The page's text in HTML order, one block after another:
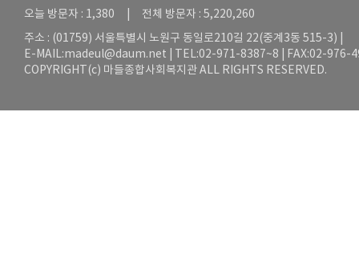
오늘 방문자 : 1,380 | 전체 방문자 : 5,220,260
주소 : (01759) 서울특별시 노원구 동일로210길 22(중계3동 515-3) |
E-MAIL:madeul@daum.net | TEL:02-971-8387~8 | FAX:02-976-
COPYRIGHT(c) 마들종합사회복지관 ALL RIGHTS RESERVED.